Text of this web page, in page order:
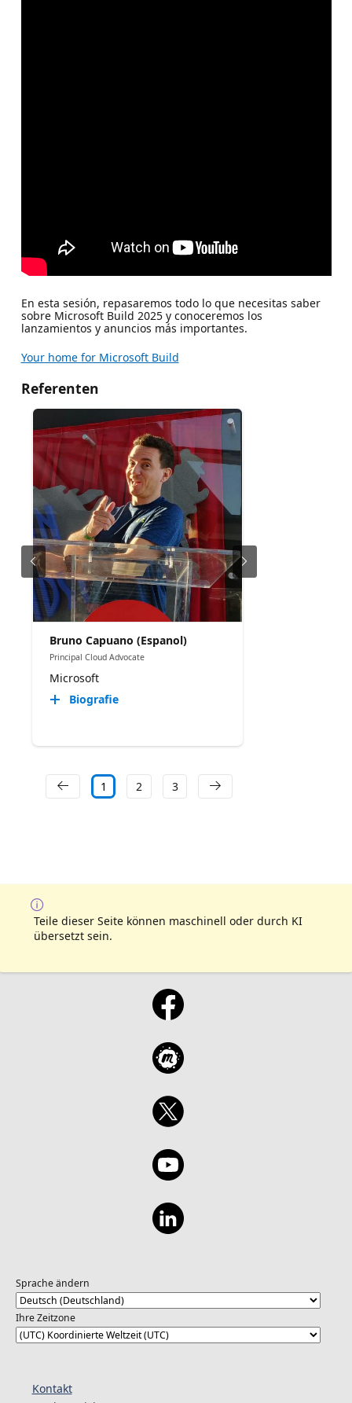
En esta sesión, repasaremos todo lo que necesitas saber
sobre Microsoft Build 2025 y conoceremos los
lanzamientos y anuncios más importantes.
Your home for Microsoft Build
Referenten
Bruno Capuano (Espanol)
Principal Cloud Advocate
Microsoft
Biografie
1 2 3
Teile dieser Seite können maschinell oder durch KI
übersetzt sein.
Sprache ändern
Ihre Zeitzone
Kontakt